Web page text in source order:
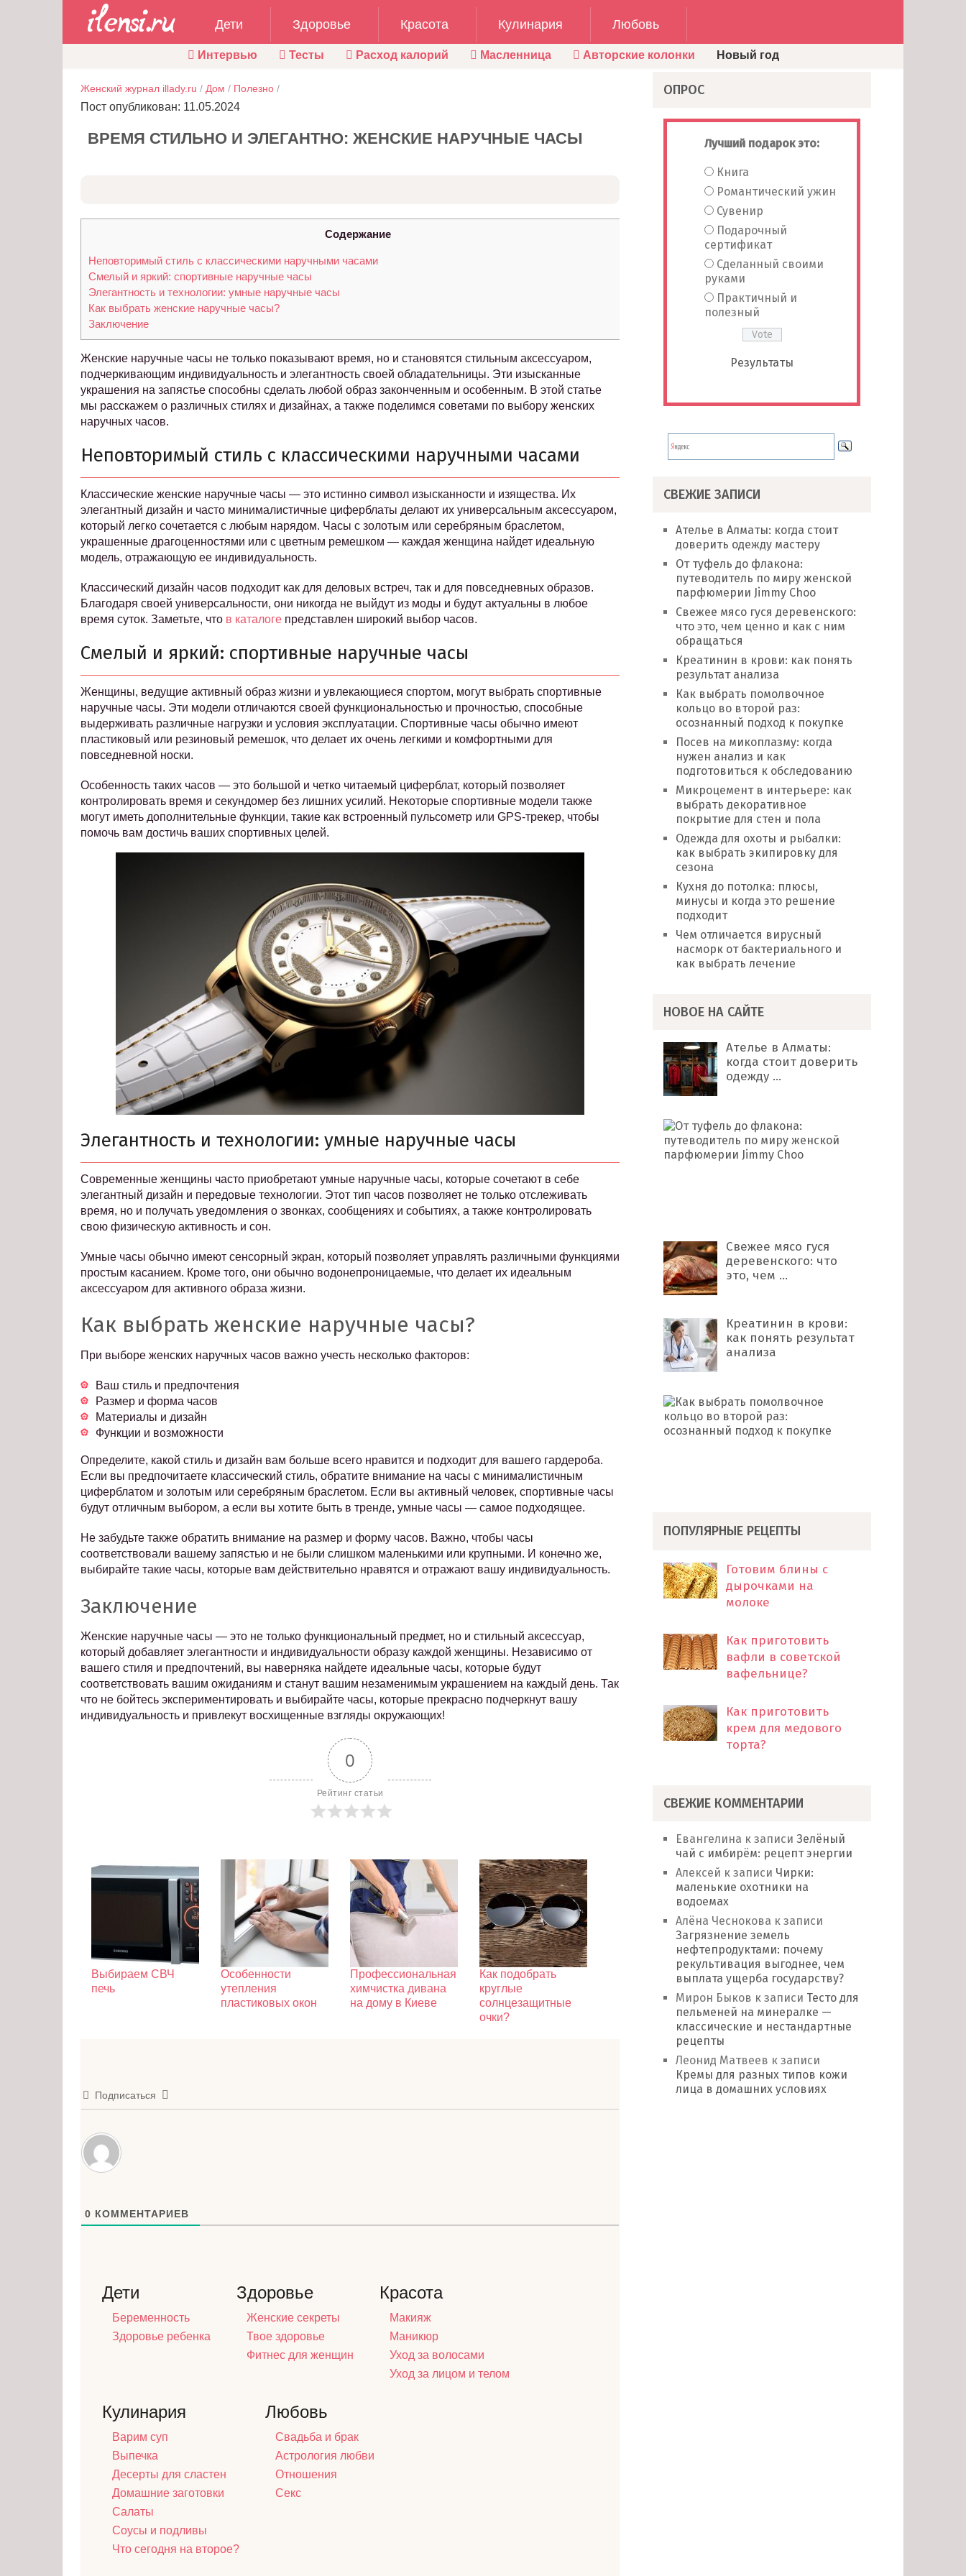
Дети Здоровье Красота Кулинария Любовь
Интервью Тесты Расход калорий Масленница Авторские колонки Новый год
Женский журнал illady.ru / Дом / Полезно /
Пост опубликован: 11.05.2024
ВРЕМЯ СТИЛЬНО И ЭЛЕГАНТНО: ЖЕНСКИЕ НАРУЧНЫЕ ЧАСЫ
Содержание
Неповторимый стиль с классическими наручными часами
Смелый и яркий: спортивные наручные часы
Элегантность и технологии: умные наручные часы
Как выбрать женские наручные часы?
Заключение
Женские наручные часы не только показывают время, но и становятся стильным аксессуаром,
подчеркивающим индивидуальность и элегантность своей обладательницы. Эти изысканные
украшения на запястье способны сделать любой образ законченным и особенным. В этой статье
мы расскажем о различных стилях и дизайнах, а также поделимся советами по выбору женских
наручных часов.
Неповторимый стиль с классическими наручными часами
Классические женские наручные часы — это истинно символ изысканности и изящества. Их
элегантный дизайн и часто минималистичные циферблаты делают их универсальным аксессуаром,
который легко сочетается с любым нарядом. Часы с золотым или серебряным браслетом,
украшенные драгоценностями или с цветным ремешком — каждая женщина найдет идеальную
модель, отражающую ее индивидуальность.
Классический дизайн часов подходит как для деловых встреч, так и для повседневных образов.
Благодаря своей универсальности, они никогда не выйдут из моды и будут актуальны в любое
время суток. Заметьте, что в каталоге представлен широкий выбор часов.
Смелый и яркий: спортивные наручные часы
Женщины, ведущие активный образ жизни и увлекающиеся спортом, могут выбрать спортивные
наручные часы. Эти модели отличаются своей функциональностью и прочностью, способные
выдерживать различные нагрузки и условия эксплуатации. Спортивные часы обычно имеют
пластиковый или резиновый ремешок, что делает их очень легкими и комфортными для
повседневной носки.
Особенность таких часов — это большой и четко читаемый циферблат, который позволяет
контролировать время и секундомер без лишних усилий. Некоторые спортивные модели также
могут иметь дополнительные функции, такие как встроенный пульсометр или GPS-трекер, чтобы
помочь вам достичь ваших спортивных целей.
Элегантность и технологии: умные наручные часы
Современные женщины часто приобретают умные наручные часы, которые сочетают в себе
элегантный дизайн и передовые технологии. Этот тип часов позволяет не только отслеживать
время, но и получать уведомления о звонках, сообщениях и событиях, а также контролировать
свою физическую активность и сон.
Умные часы обычно имеют сенсорный экран, который позволяет управлять различными функциями
простым касанием. Кроме того, они обычно водонепроницаемые, что делает их идеальным
аксессуаром для активного образа жизни.
Как выбрать женские наручные часы?
При выборе женских наручных часов важно учесть несколько факторов:
Ваш стиль и предпочтения
Размер и форма часов
Материалы и дизайн
Функции и возможности
Определите, какой стиль и дизайн вам больше всего нравится и подходит для вашего гардероба.
Если вы предпочитаете классический стиль, обратите внимание на часы с минималистичным
циферблатом и золотым или серебряным браслетом. Если вы активный человек, спортивные часы
будут отличным выбором, а если вы хотите быть в тренде, умные часы — самое подходящее.
Не забудьте также обратить внимание на размер и форму часов. Важно, чтобы часы
соответствовали вашему запястью и не были слишком маленькими или крупными. И конечно же,
выбирайте такие часы, которые вам действительно нравятся и отражают вашу индивидуальность.
Заключение
Женские наручные часы — это не только функциональный предмет, но и стильный аксессуар,
который добавляет элегантности и индивидуальности образу каждой женщины. Независимо от
вашего стиля и предпочтений, вы наверняка найдете идеальные часы, которые будут
соответствовать вашим ожиданиям и станут вашим незаменимым украшением на каждый день. Так
что не бойтесь экспериментировать и выбирайте часы, которые прекрасно подчеркнут вашу
индивидуальность и привлекут восхищенные взгляды окружающих!
0
Рейтинг статьи
Выбираем СВЧ
печь
Особенности
утепления
пластиковых окон
Профессиональная
химчистка дивана
на дому в Киеве
Как подобрать
круглые
солнцезащитные
очки?
Подписаться
0 КОММЕНТАРИЕВ
Дети
Беременность
Здоровье ребенка
Здоровье
Женские секреты
Твое здоровье
Фитнес для женщин
Красота
Макияж
Маникюр
Уход за волосами
Уход за лицом и телом
Кулинария
Варим суп
Выпечка
Десерты для сластен
Домашние заготовки
Салаты
Соусы и подливы
Что сегодня на второе?
Любовь
Свадьба и брак
Астрология любви
Отношения
Секс
ОПРОС
Лучший подарок это:
Книга
Романтический ужин
Сувенир
Подарочный
сертификат
Сделанный своими
руками
Практичный и
полезный
Результаты
СВЕЖИЕ ЗАПИСИ
Ателье в Алматы: когда стоит
доверить одежду мастеру
От туфель до флакона:
путеводитель по миру женской
парфюмерии Jimmy Choo
Свежее мясо гуся деревенского:
что это, чем ценно и как с ним
обращаться
Креатинин в крови: как понять
результат анализа
Как выбрать помолвочное
кольцо во второй раз:
осознанный подход к покупке
Посев на микоплазму: когда
нужен анализ и как
подготовиться к обследованию
Микроцемент в интерьере: как
выбрать декоративное
покрытие для стен и пола
Одежда для охоты и рыбалки:
как выбрать экипировку для
сезона
Кухня до потолка: плюсы,
минусы и когда это решение
подходит
Чем отличается вирусный
насморк от бактериального и
как выбрать лечение
НОВОЕ НА САЙТЕ
Ателье в Алматы:
когда стоит доверить
одежду …
Свежее мясо гуся
деревенского: что
это, чем …
Креатинин в крови:
как понять результат
анализа
ПОПУЛЯРНЫЕ РЕЦЕПТЫ
Готовим блины с
дырочками на
молоке
Как приготовить
вафли в советской
вафельнице?
Как приготовить
крем для медового
торта?
СВЕЖИЕ КОММЕНТАРИИ
Евангелина к записиЗелёный
чай с имбирём: рецепт энергии
Алексей к записи Чирки:
маленькие охотники на
водоемах
Алёна Чеснокова к записи
Загрязнение земель
нефтепродуктами: почему
рекультивация выгоднее, чем
выплата ущерба государству?
Мирон Быков к записи Тесто для
пельменей на минералке —
классические и нестандартные
рецепты
Леонид Матвеев к записи
Кремы для разных типов кожи
лица в домашних условиях